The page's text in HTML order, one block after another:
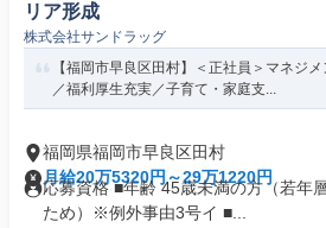
リア形成
株式会社サンドラッグ
【福岡市早良区田村】＜正社員＞マネジ
／福利厚生充実／子育て・家庭支...
福岡県福岡市早良区田村
月給20万5320円～29万1220円
応募資格 ■年齢 45歳未満の方（若年
ため）※例外事由3号イ ■...